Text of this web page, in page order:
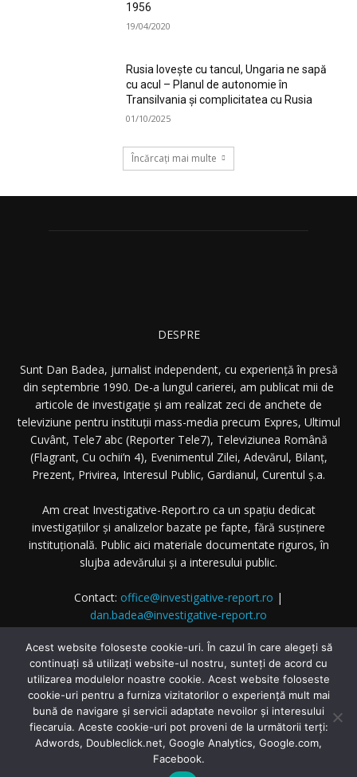
1956
19/04/2020
Rusia lovește cu tancul, Ungaria ne sapă
cu acul – Planul de autonomie în
Transilvania și complicitatea cu Rusia
01/10/2025
Încărcați mai multe
DESPRE
Sunt Dan Badea, jurnalist independent, cu experiență în presă
din septembrie 1990. De-a lungul carierei, am publicat mii de
articole de investigație și am realizat zeci de anchete de
televiziune pentru instituții mass-media precum Expres, Ultimul
Cuvânt, Tele7 abc (Reporter Tele7), Televiziunea Română
(Flagrant, Cu ochii’n 4), Evenimentul Zilei, Adevărul, Bilanț,
Prezent, Privirea, Interesul Public, Gardianul, Curentul ș.a.
Am creat Investigative-Report.ro ca un spațiu dedicat
investigațiilor și analizelor bazate pe fapte, fără susținere
instituțională. Public aici materiale documentate riguros, în
slujba adevărului și a interesului public.
Contact: office@investigative-report.ro |
dan.badea@investigative-report.ro
© 2025 Investigative-Report.ro. Toate drepturile rezervate.
© Investigative-Report.ro
Dezvăluiri Dezinformarea Zilei
Acest website foloseste cookie-uri. În cazul în care alegeți să
continuați să utilizați website-ul nostru, sunteți de acord cu
utilizarea modulelor noastre cookie. Acest website foloseste
cookie-uri pentru a furniza vizitatorilor o experiență mult mai
bună de navigare și servicii adaptate nevoilor și interesului
fiecaruia. Aceste cookie-uri pot proveni de la următorii terți:
Adwords, Doubleclick.net, Google Analytics, Google.com,
Facebook.